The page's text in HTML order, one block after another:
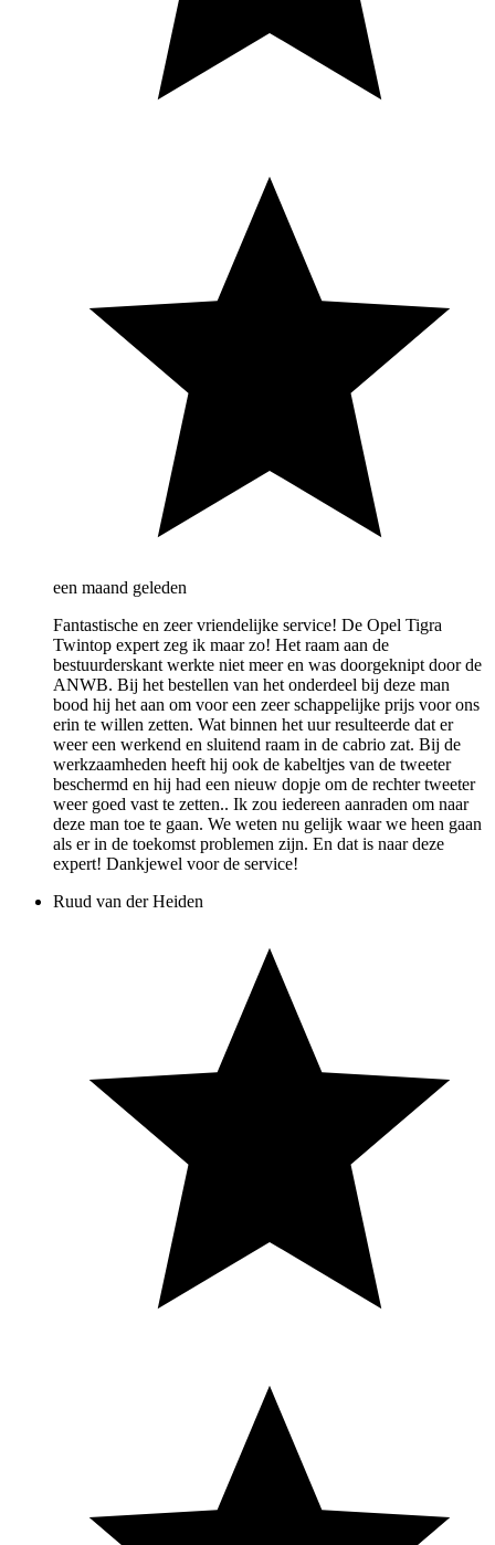
een maand geleden
Fantastische en zeer vriendelijke service! De Opel Tigra
Twintop expert zeg ik maar zo! Het raam aan de
bestuurderskant werkte niet meer en was doorgeknipt door de
ANWB. Bij het bestellen van het onderdeel bij deze man
bood hij het aan om voor een zeer schappelijke prijs voor ons
erin te willen zetten. Wat binnen het uur resulteerde dat er
weer een werkend en sluitend raam in de cabrio zat. Bij de
werkzaamheden heeft hij ook de kabeltjes van de tweeter
beschermd en hij had een nieuw dopje om de rechter tweeter
weer goed vast te zetten.. Ik zou iedereen aanraden om naar
deze man toe te gaan. We weten nu gelijk waar we heen gaan
als er in de toekomst problemen zijn. En dat is naar deze
expert! Dankjewel voor de service!
Ruud van der Heiden